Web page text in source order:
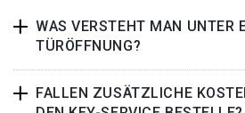
WAS VERSTEHT MAN UNTER
TÜRÖFFNUNG?
FALLEN ZUSÄTZLICHE